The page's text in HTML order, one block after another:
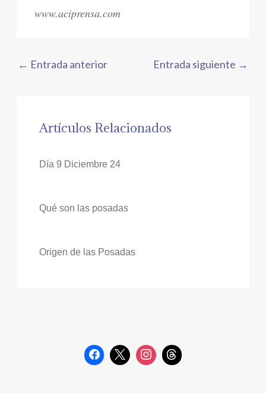
www.aciprensa.com
← Entrada anterior Entrada siguiente →
Artículos Relacionados
Día 9 Diciembre 24
Qué son las posadas
Origen de las Posadas